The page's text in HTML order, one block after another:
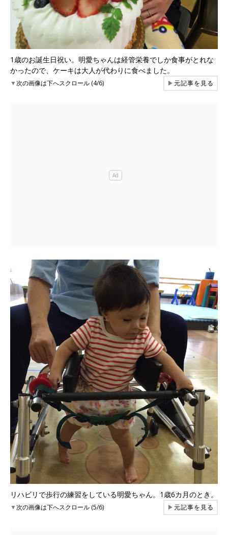
1歳のお誕生日祝い。明愛ちゃんは経管栄養でしか食事がとれな
かったので、ケーキは大人が代わりに食べました。
▼次の画像は下へスクロール (4/6) ▶元記事を見る
リハビリで歩行の練習をしている明愛ちゃん。1歳6カ月のとき。
▼次の画像は下へスクロール (5/6) ▶元記事を見る